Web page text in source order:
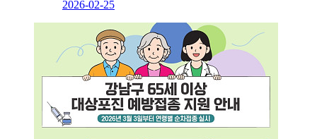
2026-02-25